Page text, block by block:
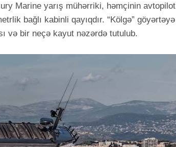
Marine yarış mühərriki, həmçinin avtopilot
bağlı kabinli qayıqdır. “Kölgə” göyərtəyə
və bir neçə kayut nəzərdə tutulub.